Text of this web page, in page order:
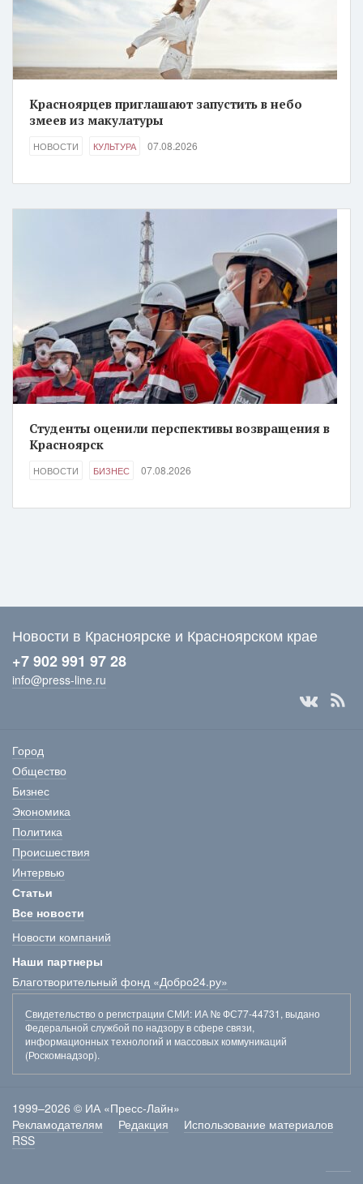
Красноярцев приглашают запустить в небо
змеев из макулатуры
НОВОСТИ КУЛЬТУРА 07.08.2026
Студенты оценили перспективы возвращения в
Красноярск
НОВОСТИ БИЗНЕС 07.08.2026
Новости в Красноярске и Красноярском крае
+7 902 991 97 28
info@press-line.ru
Город
Общество
Бизнес
Экономика
Политика
Происшествия
Интервью
Статьи
Все новости
Новости компаний
Наши партнеры
Благотворительный фонд «Добро24.ру»
Свидетельство о регистрации СМИ: ИА № ФС77-44731, выдано
Федеральной службой по надзору в сфере связи,
информационных технологий и массовых коммуникаций
(Роскомнадзор).
1999–2026 © ИА «Пресс-Лайн»
Рекламодателям
Редакция
Использование материалов
RSS